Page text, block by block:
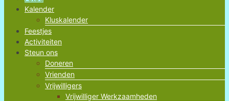
Kalender
Kluskalender
Feestjes
Activiteiten
Steun ons
Doneren
Vrienden
Vrijwilligers
Vrijwilliger Werkzaamheden